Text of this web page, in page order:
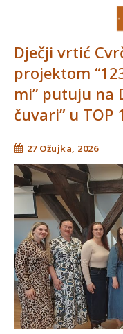
Dječji vrtić
projektom
mi” putuju na
čuvari” u
27 Ožujka, 2026